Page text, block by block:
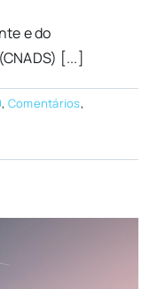
e do
[...]
, Comentários,